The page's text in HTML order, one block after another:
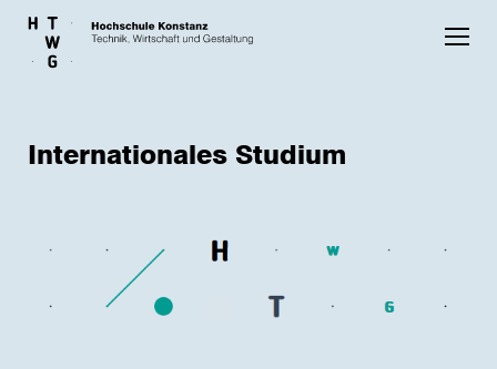
Skip to main content
Internationales Studium